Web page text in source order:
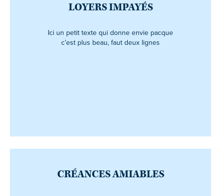
LOYERS IMPAYÉS
Ici un petit texte qui donne envie pacque
c’est plus beau, faut deux lignes
CRÉANCES AMIABLES